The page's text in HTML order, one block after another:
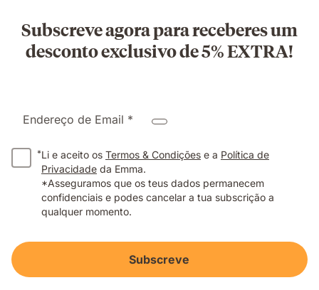
Subscreve agora para receberes um
desconto exclusivo de 5% EXTRA!
Endereço de Email *
*Li e aceito os Termos & Condições e a Política de
Privacidade da Emma.
*Asseguramos que os teus dados permanecem
confidenciais e podes cancelar a tua subscrição a
qualquer momento.
Subscreve